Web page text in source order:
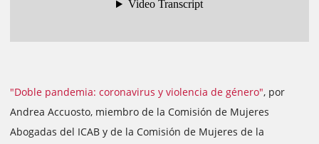
"Doble pandemia: coronavirus y violencia de género", por
Andrea Accuosto, miembro de la Comisión de Mujeres
Abogadas del ICAB y de la Comisión de Mujeres de la